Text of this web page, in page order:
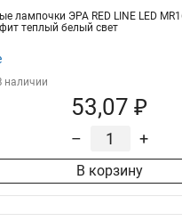
лампочки ЭРА RED LINE LED
теплый белый свет
наличии
53,07 ₽
– +
В корзину